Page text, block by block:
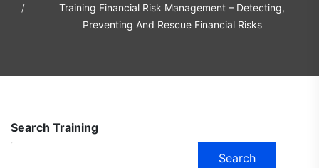
Training Financial Risk Management – Detecting,
Preventing And Rescue Financial Risks
Search Training
Search